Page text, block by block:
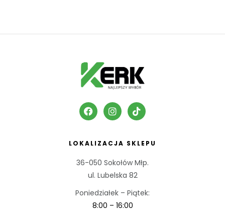
LOKALIZACJA SKLEPU
36-050 Sokołów Młp.
ul. Lubelska 82
Poniedziałek – Piątek:
8:00 – 16:00